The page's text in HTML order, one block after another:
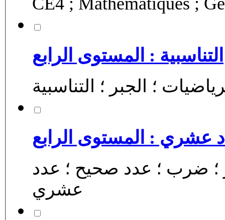
التناسبية : المستوى الرابع
؛ الجبر ؛ التناسبية
: المستوى الرابع
؛ ضرب ؛ عدد صحيح ؛ عدد
عشري